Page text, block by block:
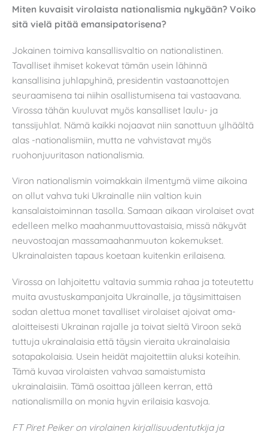
Miten kuvaisit virolaista nationalismia nykyään? Voiko
sitä vielä pitää emansipatorisena?
Jokainen toimiva kansallisvaltio on nationalistinen.
Tavalliset ihmiset kokevat tämän usein lähinnä
kansallisina juhlapyhinä, presidentin vastaanottojen
seuraamisena tai niihin osallistumisena tai vastaavana.
Virossa tähän kuuluvat myös kansalliset laulu- ja
tanssijuhlat. Nämä kaikki nojaavat niin sanottuun ylhäältä
alas -nationalismiin, mutta ne vahvistavat myös
ruohonjuuritason nationalismia.
Viron nationalismin voimakkain ilmentymä viime aikoina
on ollut vahva tuki Ukrainalle niin valtion kuin
kansalaistoiminnan tasolla. Samaan aikaan virolaiset ovat
edelleen melko maahanmuuttovastaisia, missä näkyvät
neuvostoajan massamaahanmuuton kokemukset.
Ukrainalaisten tapaus koetaan kuitenkin erilaisena.
Virossa on lahjoitettu valtavia summia rahaa ja toteutettu
muita avustuskampanjoita Ukrainalle, ja täysimittaisen
sodan alettua monet tavalliset virolaiset ajoivat oma-
aloitteisesti Ukrainan rajalle ja toivat sieltä Viroon sekä
tuttuja ukrainalaisia että täysin vieraita ukrainalaisia
sotapakolaisia. Usein heidät majoitettiin aluksi koteihin.
Tämä kuvaa virolaisten vahvaa samaistumista
ukrainalaisiin. Tämä osoittaa jälleen kerran, että
nationalismilla on monia hyvin erilaisia kasvoja.
FT Piret Peiker on virolainen kirjallisuudentutkija ja